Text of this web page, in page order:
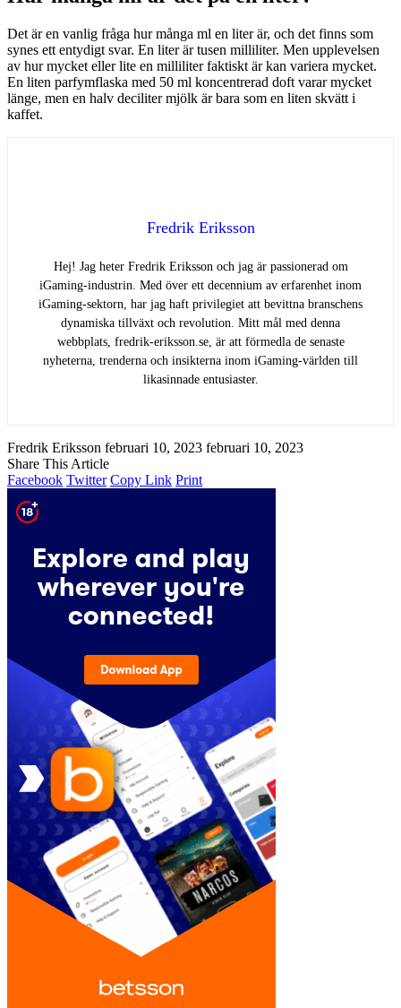
Det är en vanlig fråga hur många ml en liter är, och det finns som
synes ett entydigt svar. En liter är tusen milliliter. Men upplevelsen
av hur mycket eller lite en milliliter faktiskt är kan variera mycket.
En liten parfymflaska med 50 ml koncentrerad doft varar mycket
länge, men en halv deciliter mjölk är bara som en liten skvätt i
kaffet.
Fredrik Eriksson
Hej! Jag heter Fredrik Eriksson och jag är passionerad om
iGaming-industrin. Med över ett decennium av erfarenhet inom
iGaming-sektorn, har jag haft privilegiet att bevittna branschens
dynamiska tillväxt och revolution. Mitt mål med denna
webbplats, fredrik-eriksson.se, är att förmedla de senaste
nyheterna, trenderna och insikterna inom iGaming-världen till
likasinnade entusiaster.
Fredrik Eriksson februari 10, 2023 februari 10, 2023
Share This Article
Facebook Twitter Copy Link Print